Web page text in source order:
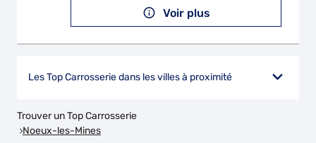
Voir plus
Les Top Carrosserie dans les villes à proximité
Trouver un Top Carrosserie
Noeux-les-Mines